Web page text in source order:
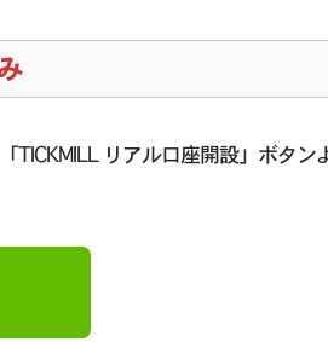
TICKMILL リアル口座開設」ボタン